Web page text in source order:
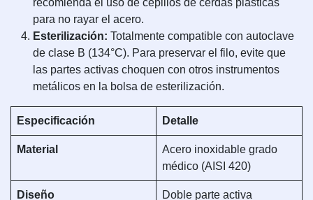
recomienda el uso de cepillos de cerdas plásticas
para no rayar el acero.
Esterilización: Totalmente compatible con autoclave
de clase B (134°C). Para preservar el filo, evite que
las partes activas choquen con otros instrumentos
metálicos en la bolsa de esterilización.
Especificación Detalle
Material
Acero inoxidable grado
médico (AISI 420)
Diseño Doble parte activa